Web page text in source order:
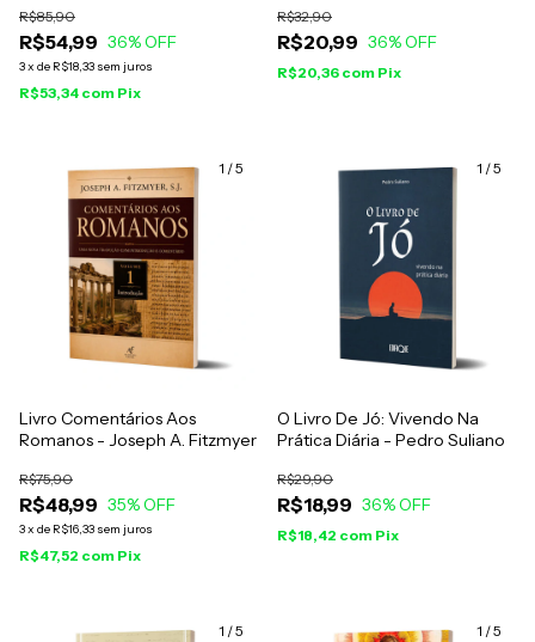
R$54,99
R$85,90
36% OFF
3x de R$18,33 sem juros
R$53,34 com Pix
Prática Da Fé
R$20,99
R$32,90
36% OFF
R$20,36 com Pix
1 /5
Livro Comentários Aos
Romanos - Joseph A. Fitzmyer
R$48,99
R$75,90
35% OFF
3x de R$16,33 sem juros
R$47,52 com Pix
1 /5
O Livro De Jó: Vivendo Na
Prática Diária - Pedro Suliano
R$18,99
R$29,90
36% OFF
R$18,42 com Pix
1 /5 1 /5